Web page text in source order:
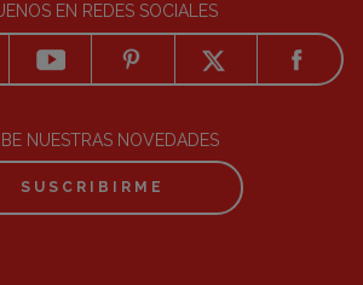
EN REDES SOCIALES
NUESTRAS NOVEDADES
SUSCRIBIRME